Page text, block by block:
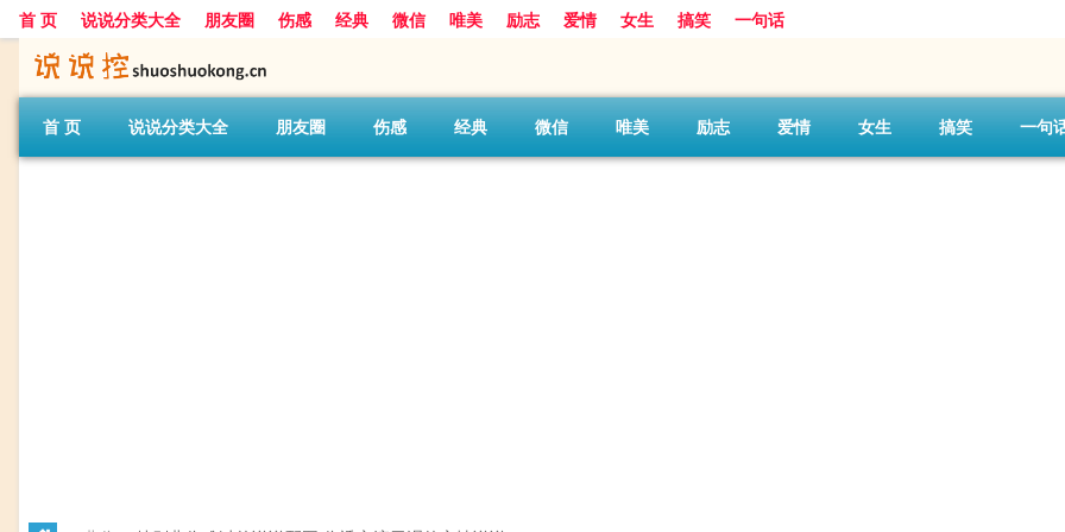
首 页 说说分类大全 朋友圈 伤感 经典 微信 唯美 励志 爱情 女生 搞笑 一句话
首 页 说说分类大全 朋友圈 伤感 经典 微信 唯美 励志 爱情 女生 搞笑 一句